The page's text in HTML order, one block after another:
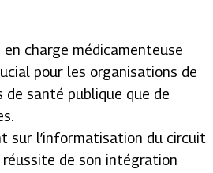
charge médicamenteuse
pour les organisations de
santé publique que de
sur l’informatisation du circuit
de son intégration